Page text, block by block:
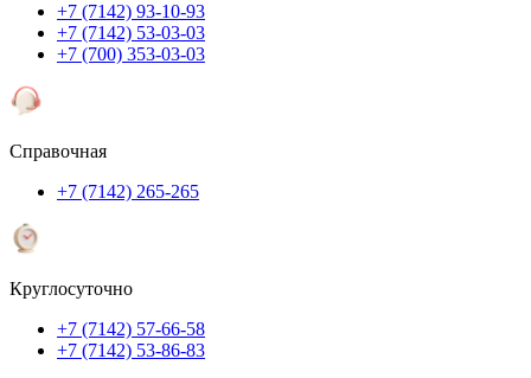
+7 (7142) 93-10-93
+7 (7142) 53-03-03
+7 (700) 353-03-03
Справочная
+7 (7142) 265-265
Круглосуточно
+7 (7142) 57-66-58
+7 (7142) 53-86-83